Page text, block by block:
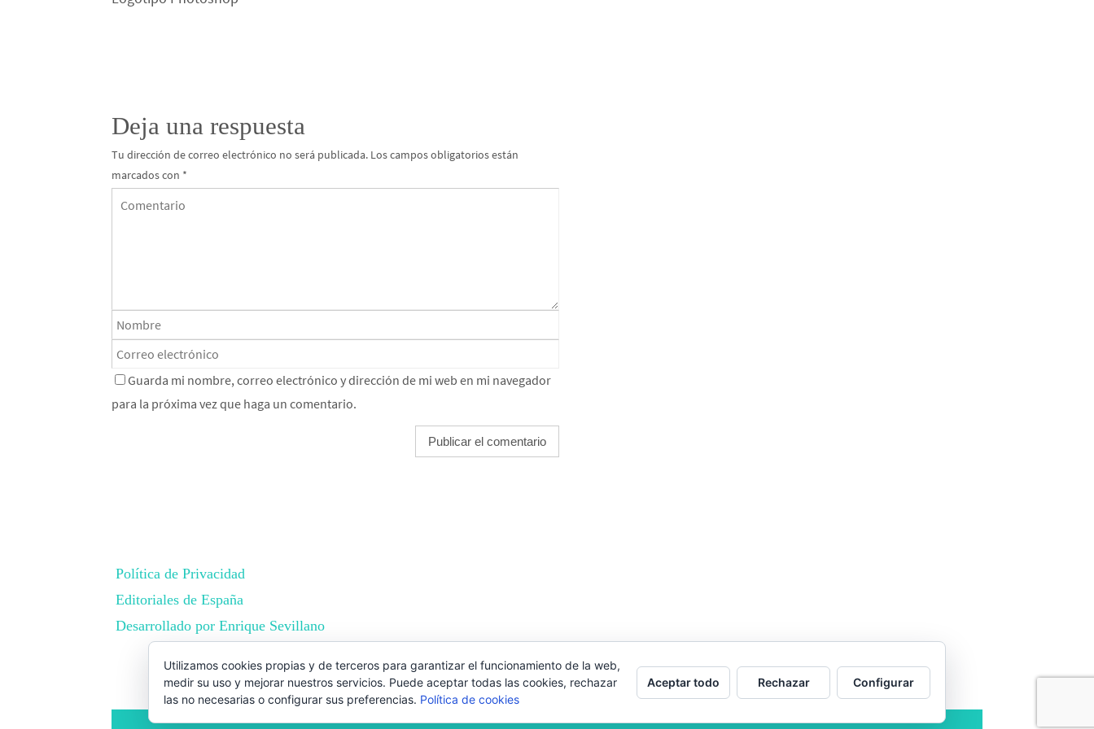
Deja una respuesta
Tu dirección de correo electrónico no será publicada. Los campos obligatorios están
marcados con *
Guarda mi nombre, correo electrónico y dirección de mi web en mi navegador
para la próxima vez que haga un comentario.
Política de Privacidad
Editoriales de España
Desarrollado por Enrique Sevillano
Utilizamos cookies propias y de terceros para garantizar el funcionamiento de la web,
medir su uso y mejorar nuestros servicios. Puede aceptar todas las cookies, rechazar
las no necesarias o configurar sus preferencias. Política de cookies
Aceptar todo Rechazar Configurar